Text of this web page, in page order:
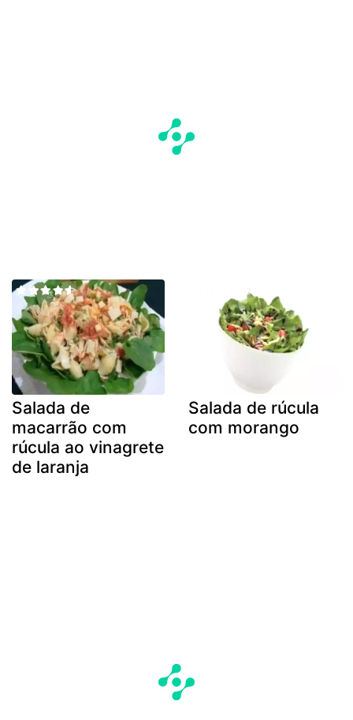
Salada de
macarrão com
rúcula ao vinagrete
de laranja
Salada de rúcula
com morango